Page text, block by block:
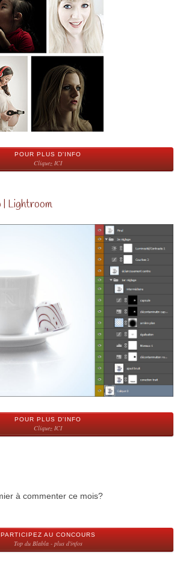
POUR PLUS D'INFO
Cliquez ICI
Lightroom
POUR PLUS D'INFO
Cliquez ICI
à commenter ce mois?
PARTICIPEZ AU CONCOURS
Top du Blabla - plus d'infos